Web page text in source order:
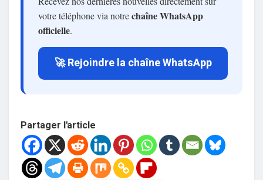
votre téléphone via notrechaîne WhatsApp
officielle.
🚀 Rejoindre la chaîne WhatsApp
Partager l'article